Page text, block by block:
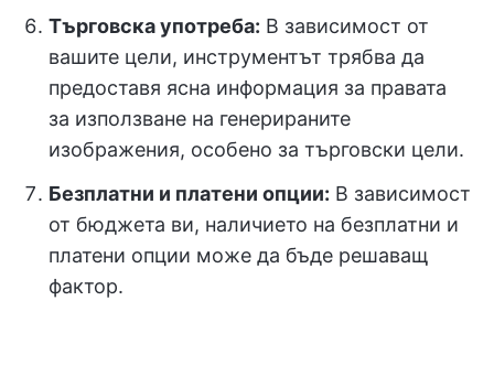
Търговска употреба: В зависимост от
вашите цели, инструментът трябва да
предоставя ясна информация за правата
за използване на генерираните
изображения, особено за търговски цели.
Безплатни и платени опции: В зависимост
от бюджета ви, наличието на безплатни и
платени опции може да бъде решаващ
фактор.